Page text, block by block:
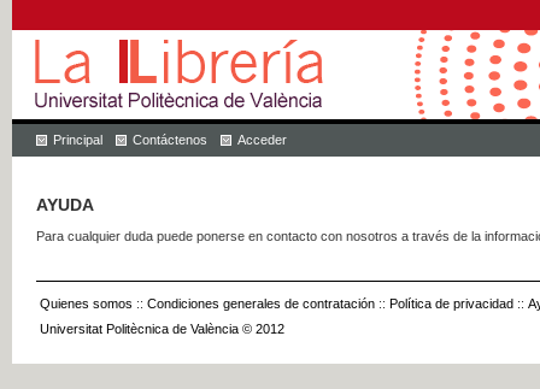
Principal Contáctenos Acceder
AYUDA
Para cualquier duda puede ponerse en contacto con nosotros a través de la
Quienes somos :: Condiciones generales de contratación :: Política de privacidad ::
Universitat Politècnica de València © 2012